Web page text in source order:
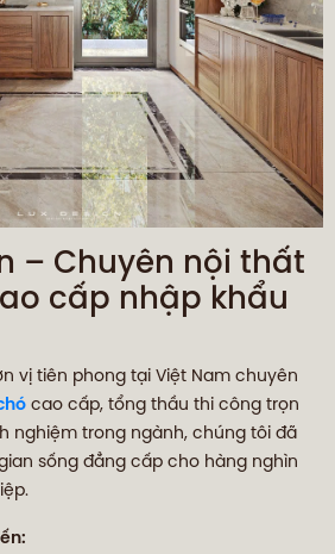
– Chuyên nội thất
cấp nhập khẩu
vị tiên phong tại Việt Nam chuyên
cao cấp, tổng thầu thi công trọn
nghiệm trong ngành, chúng tôi đã
sống đẳng cấp cho hàng nghìn